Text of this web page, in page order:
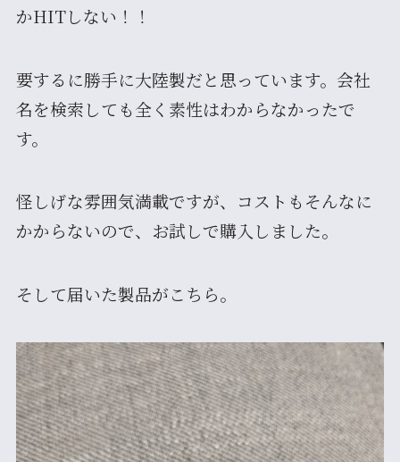
かHITしない！！
要するに勝手に大陸製だと思っています。会社
名を検索しても全く素性はわからなかったで
す。
怪しげな雰囲気満載ですが、コストもそんなに
かからないので、お試しで購入しました。
そして届いた製品がこちら。